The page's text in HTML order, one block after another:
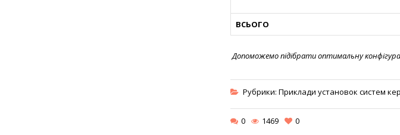
ВСЬОГО
Допоможемо підібрати оптимальну
Рубрики: Приклади установок систем
0 1469 0